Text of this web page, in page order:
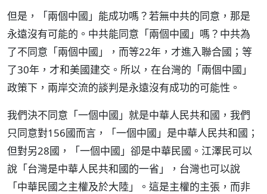
但是，「兩個中國」能成功嗎？若無中共的同意，那是
永遠沒有可能的。中共能同意「兩個中國」嗎？中共為
了不同意「兩個中國」，而等22年，才進入聯合國；等
了30年，才和美國建交。所以，在台灣的「兩個中國」
政策下，兩岸交流的談判是永遠沒有成功的可能性。
我們決不同意「一個中國」就是中華人民共和國，我們
只同意對156國而言，「一個中國」是中華人民共和國；
但對另28國，「一個中國」卻是中華民國。江澤民可以
說「台灣是中華人民共和國的一省」，台灣也可以說
「中華民國之主權及於大陸」。這是主權的主張，而非